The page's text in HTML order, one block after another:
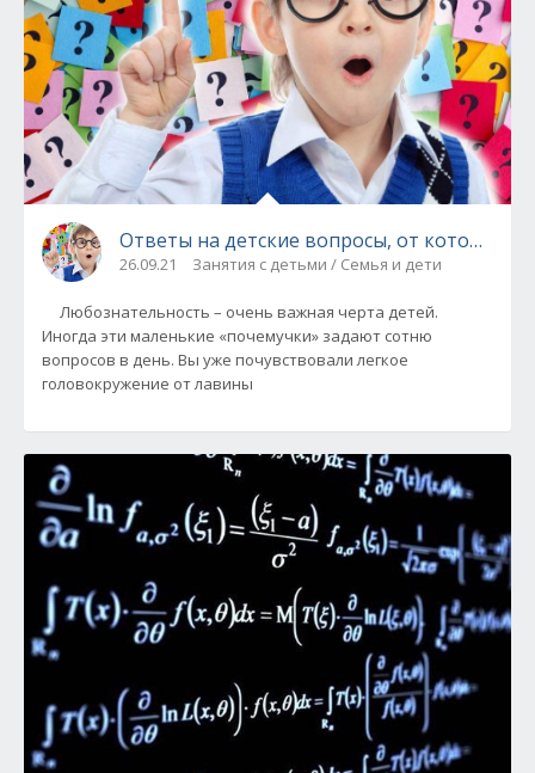
Ответы на детские вопросы, от которых
26.09.21 Занятия с детьми / Семья и дети
Любознательность – очень важная черта детей.
Иногда эти маленькие «почемучки» задают сотню
вопросов в день. Вы уже почувствовали легкое
головокружение от лавины